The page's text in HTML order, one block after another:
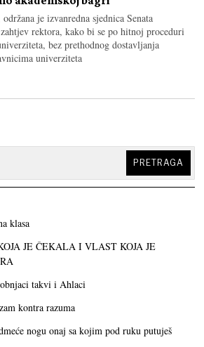
je izvanredna sjednica Senata
rektora, kako bi se po hitnoj proceduri
bez prethodnog dostavljanja
univerziteta
PRETRAGA
klasa
JE ČEKALA I VLAST KOJA JE
takvi i Ahlaci
kontra razuma
nogu onaj sa kojim pod ruku putuješ